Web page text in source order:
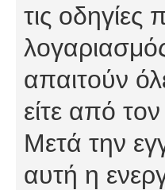
τις οδηγίες
απαιτούν
είτε από
Μετά την
αυτή η